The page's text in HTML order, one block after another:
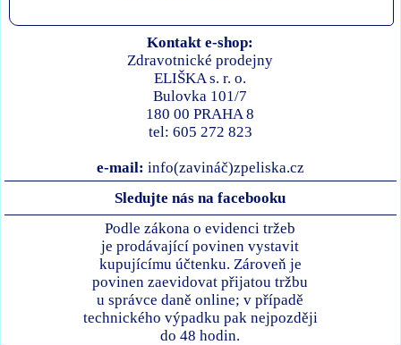
Kontakt e-shop:
Zdravotnické prodejny
ELIŠKA s. r. o.
Bulovka 101/7
180 00 PRAHA 8
tel: 605 272 823
e-mail: info(zavináč)zpeliska.cz
Sledujte nás na facebooku
Podle zákona o evidenci tržeb
je prodávající povinen vystavit
kupujícímu účtenku. Zároveň je
povinen zaevidovat přijatou tržbu
u správce daně online; v případě
technického výpadku pak nejpozději
do 48 hodin.